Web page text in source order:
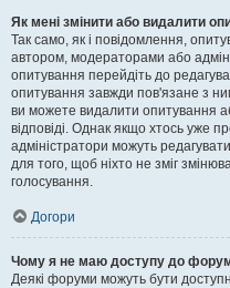
Як мені змінити або видалити
Так само, як і повідомлення,
автором, модераторами або
опитування перейдіть до
опитування завжди пов'язане з
ви можете видалити опитування
відповіді. Однак якщо хтось уже
адміністратори можуть
для того, щоб ніхто не зміг
голосування.
Догори
Чому я не маю доступу до
Деякі форуми можуть бути